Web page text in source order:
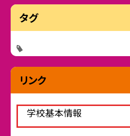
タグ
リンク
学校基本情報